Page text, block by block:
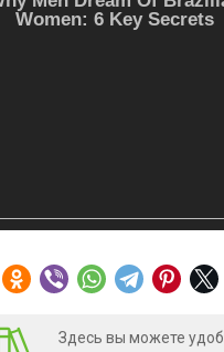
Здесь вы можете